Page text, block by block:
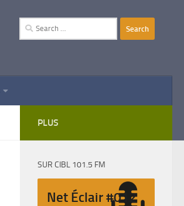
Search
for:
PLUS
SUR CIBL 101.5 FM
Net Éclair #012